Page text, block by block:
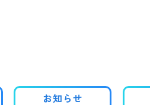
お知らせ